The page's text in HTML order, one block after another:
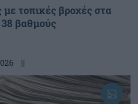
με τοπικές βροχές στα
βαθμούς
||